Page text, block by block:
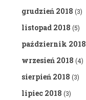
grudzień 2018 (3)
listopad 2018 (5)
październik 2018
wrzesień 2018 (4)
sierpień 2018 (3)
lipiec 2018 (3)